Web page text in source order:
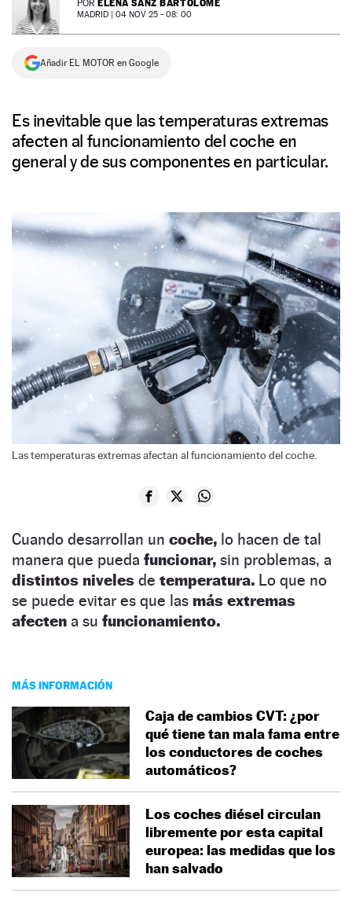
NEWSLETTER
SÍGUENOS
POR ELENA SANZ BARTOLOMÉ
MADRID | 04 NOV 25 - 08: 00
Añadir EL MOTOR en Google
Es inevitable que las temperaturas extremas
afecten al funcionamiento del coche en
general y de sus componentes en particular.
Las temperaturas extremas afectan al funcionamiento del coche.
Cuando desarrollan un coche, lo hacen de tal
manera que pueda funcionar, sin problemas, a
distintos niveles de temperatura. Lo que no
se puede evitar es que las más extremas
afecten a su funcionamiento.
MÁS INFORMACIÓN
Caja de cambios CVT: ¿por
qué tiene tan mala fama entre
los conductores de coches
automáticos?
Los coches diésel circulan
libremente por esta capital
europea: las medidas que los
han salvado